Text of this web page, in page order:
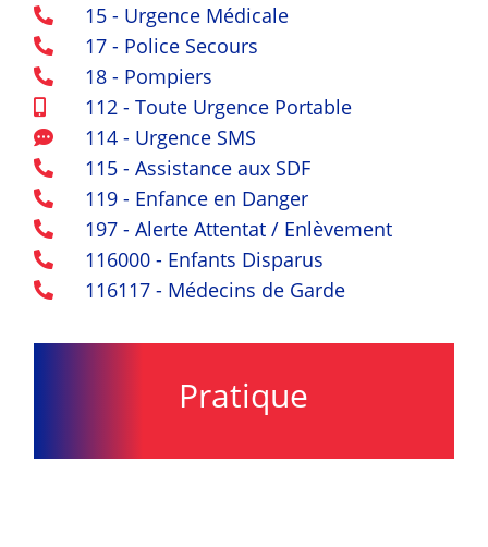
 15 - Urgence Médicale
 17 - Police Secours
 18 - Pompiers
112 - Toute Urgence Portable
 114 - Urgence SMS
 115 - Assistance aux SDF
 119 - Enfance en Danger
 197 - Alerte Attentat / Enlèvement
 116000 - Enfants Disparus
 116117 - Médecins de Garde
Pratique